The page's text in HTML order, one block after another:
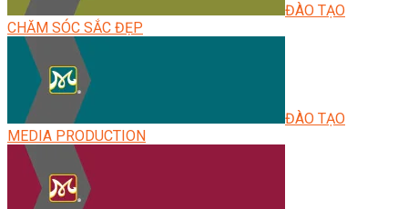
ĐÀO TẠO
CHĂM SÓC SẮC ĐẸP
ĐÀO TẠO
MEDIA PRODUCTION